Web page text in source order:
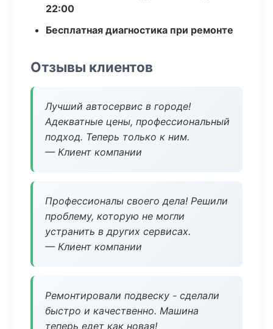
22:00
Бесплатная диагностика при ремонте
Отзывы клиентов
Лучший автосервис в городе!
Адекватные цены, профессиональный
подход. Теперь только к ним.
— Клиент компании
Профессионалы своего дела! Решили
проблему, которую не могли
устранить в других сервисах.
— Клиент компании
Ремонтировали подвеску - сделали
быстро и качественно. Машина
теперь едет как новая!